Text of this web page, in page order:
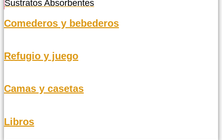
Sustratos Absorbentes
Comederos y bebederos
Refugio y juego
Camas y casetas
Libros